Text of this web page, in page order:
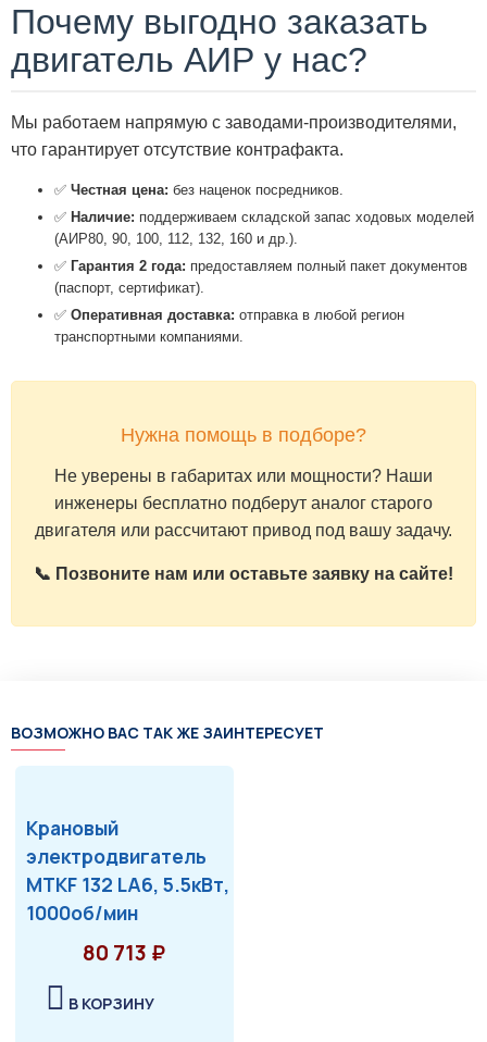
Почему выгодно заказать
двигатель АИР у нас?
Мы работаем напрямую с заводами-производителями,
что гарантирует отсутствие контрафакта.
✅ Честная цена: без наценок посредников.
✅ Наличие: поддерживаем складской запас ходовых моделей
(АИР80, 90, 100, 112, 132, 160 и др.).
✅ Гарантия 2 года: предоставляем полный пакет документов
(паспорт, сертификат).
✅ Оперативная доставка: отправка в любой регион
транспортными компаниями.
Нужна помощь в подборе?
Не уверены в габаритах или мощности? Наши
инженеры бесплатно подберут аналог старого
двигателя или рассчитают привод под вашу задачу.
📞 Позвоните нам или оставьте заявку на сайте!
ВОЗМОЖНО ВАС ТАК ЖЕ ЗАИНТЕРЕСУЕТ
Крановый
электродвигатель
MTKF 132 LA6, 5.5кВт,
1000об/мин
80 713 ₽
В КОРЗИНУ